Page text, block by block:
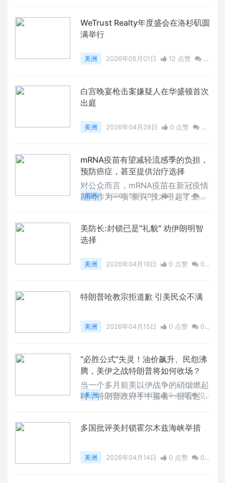
WeTrust Realty年度盛会在洛杉矶圆
满举行
美洲 2026年05月01日 12 点赞
0
白宫晚宴枪击案嫌疑人在华盛顿首次
出庭
美洲 2026年04月28日 0 点赞
0
mRNA疫苗有望减轻流感季的负担，
预防癌症，甚至提供治疗选择
对公众而言，mRNA疫苗在新冠疫情
期间作为一项“新兴”技术引起了全球
美洲 2026年04月20日 4 点赞
0
美防长:封锁已是"礼貌" 劝伊朗明智
选择
美洲 2026年04月16日 0 点赞
0
特朗普呛教宗拒道歉 引美民众不满
美洲 2026年04月15日 0 点赞
0
“必胜公式”失灵！油价飙升、民怨沸
腾，美伊之战特朗普将如何收场？
当一个多月前美以伊战争的硝烟燃起
时，特朗普政府手中攥着一份看起来
美洲 2026年04月14日 0 点赞
0
多国批评美封锁霍尔木兹海峡举措
美洲 2026年04月14日 0 点赞
0